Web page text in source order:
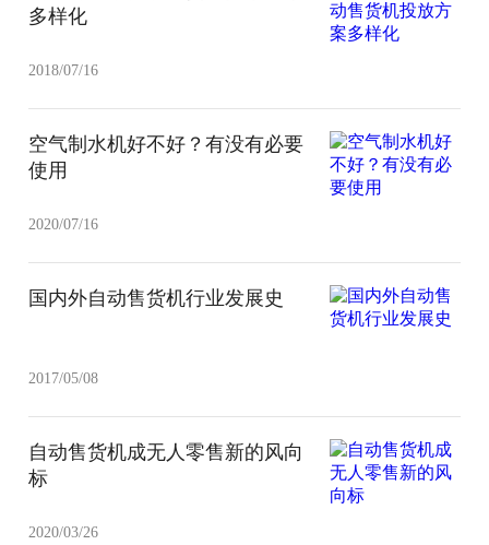
多样化
2018/07/16
空气制水机好不好？有没有必要
使用
2020/07/16
国内外自动售货机行业发展史
2017/05/08
自动售货机成无人零售新的风向
标
2020/03/26